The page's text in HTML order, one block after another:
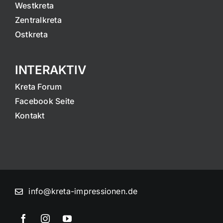
Westkreta
Zentralkreta
Ostkreta
INTERAKTIV
Kreta Forum
Facebook Seite
Kontakt
info@kreta-impressionen.de